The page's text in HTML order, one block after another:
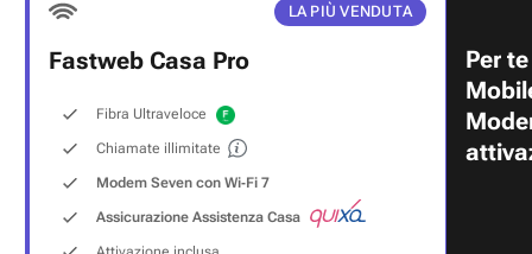
LA PIÙ VENDUTA
Fastweb Casa Pro
Fibra Ultraveloce
Chiamate illimitate
Modem Seven con Wi‑Fi 7
Assicurazione Assistenza Casa
Per